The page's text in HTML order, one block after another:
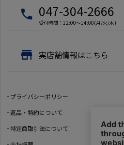
local_phone 047-304-2666
受付時間：12:00～14:00(月/火/木)
store 実店舗情報はこちら
プライバシーポリシー
返品・特約について
特定商取引法について